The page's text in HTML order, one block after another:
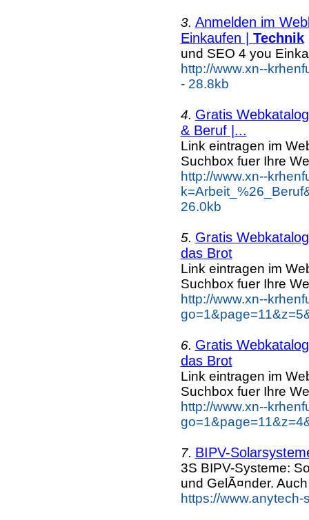
3. Anmelden im
Einkaufen | Technik
und SEO 4 you
http://www.xn--
- 28.8kb
4. Gratis
& Beruf |...
Link eintragen im
Suchbox fuer Ihre
http://www.xn--
26.0kb
5. Gratis
das Brot
Link eintragen im
Suchbox fuer Ihre
http://www.xn--
6. Gratis
das Brot
Link eintragen im
Suchbox fuer Ihre
http://www.xn--
7. BIPV-
3S BIPV-Systeme:
und GelÃ¤nder. Auch
https://